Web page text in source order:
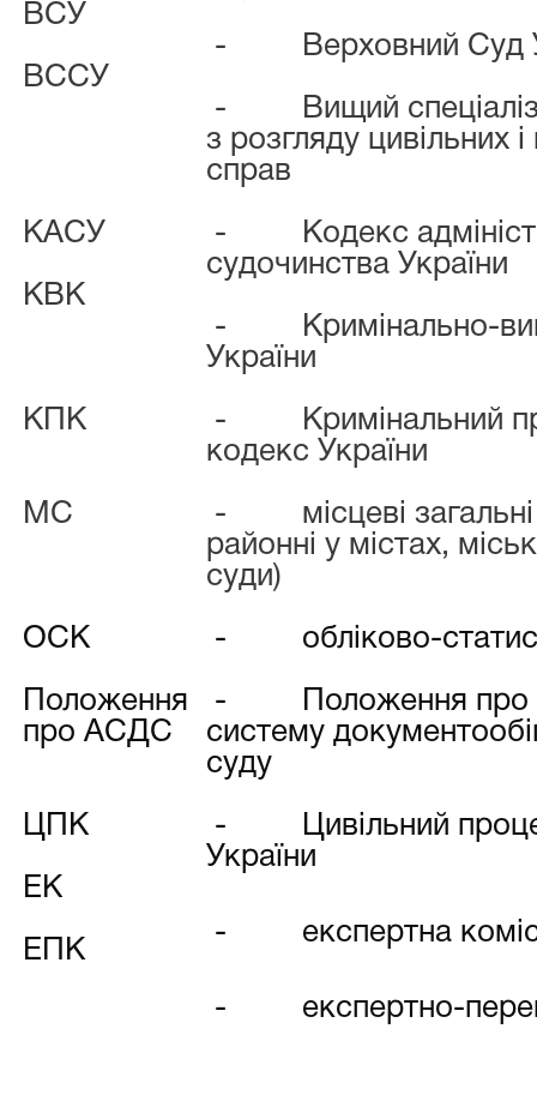
ВСУ
ВССУ
- Верховний Суд
-
Вищий
з розгляду цивільних
справ
КАСУ
КВК
-
Кодекс
судочинства України
-
Кримінально-
України
КПК -
Кримінальний
кодекс України
МС -
місцеві
районні у містах,
суди)
ОСК - обліково-
Положення
про АСДС
ЦПК
ЕК
ЕПК
-
Положення про
систему
суду
-
Цивільний
України
- експертна
- експертно-